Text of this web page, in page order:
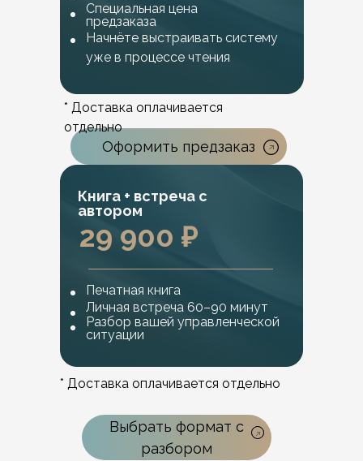
Оформить предзаказ
Специальная цена
предзаказа
Начнёте выстраивать систему
уже в процессе чтения
* Доставка оплачивается
отдельно
Книга + встреча с
автором
29 900 ₽
Печатная книга
Личная встреча 60–90 минут
Разбор вашей управленческой
ситуации
* Доставка оплачивается отдельно
Выбрать формат с
разбором